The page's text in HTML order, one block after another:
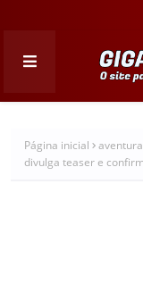
Página inicial aventura
divulga teaser e